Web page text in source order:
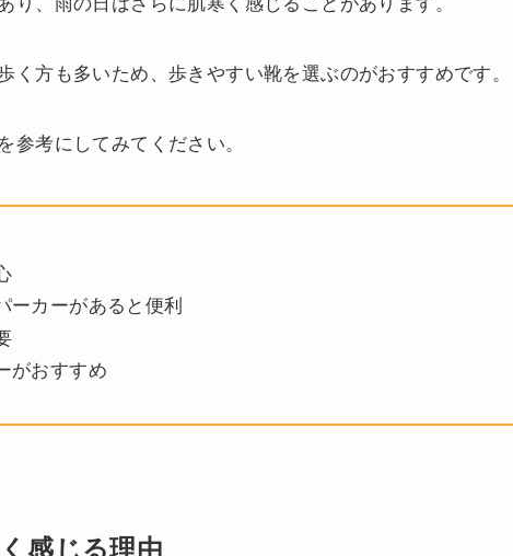
く方も多いため、歩きやすい靴を選ぶのがおすすめです。
考にしてみてください。
ーカーがあると便利
がおすすめ
感じる理由